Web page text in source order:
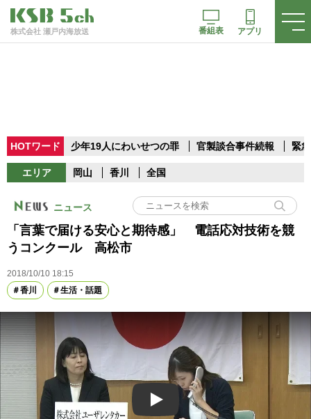
株式会社 瀬戸内海放送 番組表 アプリ
HOTワード 少年19人にわいせつの罪 官製談合事件続報 緊
エリア 岡山 香川 全国
ニュース
「言葉で届ける安心と期待感」 電話応対技術を競
うコンクール 高松市
2018/10/10 18:15
香川
生活・話題
Play